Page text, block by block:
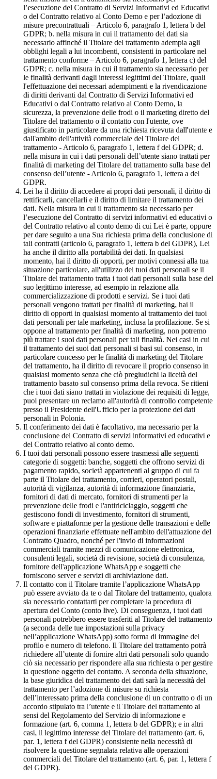
l’esecuzione del Contratto di Servizi Informativi ed Educativi
o del Contratto relativo al Conto Demo e per l’adozione di
misure precontrattuali – Articolo 6, paragrafo 1, lettera b del
GDPR; b. nella misura in cui il trattamento dei dati sia
necessario affinché il Titolare del trattamento adempia agli
obblighi legali a lui incombenti, consistenti in particolare nel
trattamento conforme – Articolo 6, paragrafo 1, lettera c) del
GDPR; c. nella misura in cui il trattamento sia necessario per
le finalità derivanti dagli interessi legittimi del Titolare, quali
l'effettuazione dei necessari adempimenti e la rivendicazione
di diritti derivanti dal Contratto di Servizi Informativi ed
Educativi o dal Contratto relativo al Conto Demo, la
sicurezza, la prevenzione delle frodi o il marketing diretto del
Titolare del trattamento o il contatto con l'utente, ove
giustificato in particolare da una richiesta ricevuta dall'utente e
dall'ambito dell'attività commerciale del Titolare del
trattamento - Articolo 6, paragrafo 1, lettera f del GDPR; d.
nella misura in cui i dati personali dell’utente siano trattati per
finalità di marketing del Titolare del trattamento sulla base del
consenso dell’utente - Articolo 6, paragrafo 1, lettera a del
GDPR.
Lei ha il diritto di accedere ai propri dati personali, il diritto di
rettificarli, cancellarli e il diritto di limitare il trattamento dei
dati. Nella misura in cui il trattamento sia necessario per
l’esecuzione del Contratto di servizi informativi ed educativi o
del Contratto relativo al conto demo di cui Lei è parte, oppure
per dare seguito a una Sua richiesta prima della conclusione di
tali contratti (articolo 6, paragrafo 1, lettera b del GDPR), Lei
ha anche il diritto alla portabilità dei dati. In qualsiasi
momento, hai il diritto di opporti, per motivi connessi alla tua
situazione particolare, all'utilizzo dei tuoi dati personali se il
Titolare del trattamento tratta i tuoi dati personali sulla base del
suo legittimo interesse, ad esempio in relazione alla
commercializzazione di prodotti e servizi. Se i tuoi dati
personali vengono trattati per finalità di marketing, hai il
diritto di opporti in qualsiasi momento al trattamento dei tuoi
dati personali per tale marketing, inclusa la profilazione. Se si
oppone al trattamento per finalità di marketing, non potremo
più trattare i suoi dati personali per tali finalità. Nei casi in cui
il trattamento dei suoi dati personali si basi sul consenso, in
particolare concesso per le finalità di marketing del Titolare
del trattamento, ha il diritto di revocare il proprio consenso in
qualsiasi momento senza che ciò pregiudichi la liceità del
trattamento basato sul consenso prima della revoca. Se ritieni
che i tuoi dati siano trattati in violazione dei requisiti di legge,
puoi presentare un reclamo all'autorità di controllo competente
presso il Presidente dell'Ufficio per la protezione dei dati
personali in Polonia.
Il conferimento dei dati è facoltativo, ma necessario per la
conclusione del Contratto di servizi informativi ed educativi e
del Contratto relativo al conto demo.
I tuoi dati personali possono essere trasmessi alle seguenti
categorie di soggetti: banche, soggetti che offrono servizi di
pagamento rapido, società appartenenti al gruppo di cui fa
parte il Titolare del trattamento, corrieri, operatori postali,
autorità di vigilanza, autorità di informazione finanziaria,
fornitori di dati di mercato, fornitori di strumenti per la
prevenzione delle frodi e l'antiriciclaggio, soggetti che
gestiscono fondi di investimento, fornitori di strumenti,
software e piattaforme per la gestione delle transazioni e delle
operazioni finanziarie effettuate nell'ambito dell'attuazione del
Contratto Quadro, nonché per l'invio di informazioni
commerciali tramite mezzi di comunicazione elettronica,
consulenti legali, società di revisione, società di consulenza,
fornitore dell'applicazione WhatsApp e soggetti che
forniscono server e servizi di archiviazione dati.
Il contatto con il Titolare tramite l’applicazione WhatsApp
può essere avviato da te o dal Titolare del trattamento, qualora
sia necessario contattarti per completare la procedura di
apertura del Conto (conto live). Di conseguenza, i tuoi dati
personali potrebbero essere trasferiti al Titolare del trattamento
(a seconda delle tue impostazioni sulla privacy
nell’applicazione WhatsApp) sotto forma di immagine del
profilo e numero di telefono. Il Titolare del trattamento potrà
richiedere all’utente di fornire altri dati personali solo quando
ciò sia necessario per rispondere alla sua richiesta o per gestire
la questione oggetto del contatto. A seconda della situazione,
la base giuridica del trattamento dei dati sarà la necessità del
trattamento per l’adozione di misure su richiesta
dell’interessato prima della conclusione di un contratto o di un
accordo stipulato tra l’utente e il Titolare del trattamento ai
sensi del Regolamento del Servizio di informazione e
formazione (art. 6, comma 1, lettera b del GDPR); e in altri
casi, il legittimo interesse del Titolare del trattamento (art. 6,
par. 1, lettera f del GDPR) consistente nella necessità di
risolvere la questione segnalata relativa alle operazioni
commerciali del Titolare del trattamento (art. 6, par. 1, lettera f
del GDPR).